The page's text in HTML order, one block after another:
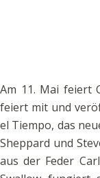
Am 11. Mai feiert
feiert mit und
el Tiempo, das
Sheppard und
aus der Feder